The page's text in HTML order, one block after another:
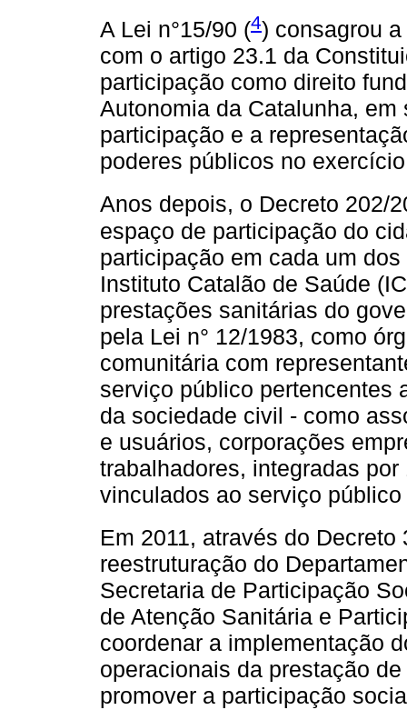
A Lei n°15/90 (4) consagrou
com o artigo 23.1 da
participação como direito
Autonomia da Catalunha,
participação e a
poderes públicos no
Anos depois, o Decreto 202/
espaço de participação do
participação em cada um
Instituto Catalão de Saúde
prestações sanitárias do
pela Lei n° 12/1983, como
comunitária com
serviço público pertencentes
da sociedade civil - como
e usuários, corporações
trabalhadores, integradas
vinculados ao serviço
Em 2011, através do Decreto
reestruturação do
Secretaria de Participação
de Atenção Sanitária e
coordenar a implementação
operacionais da prestação
promover a participação